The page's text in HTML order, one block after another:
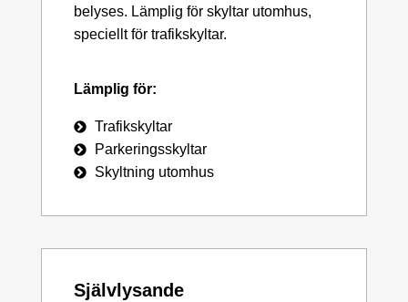
belyses. Lämplig för skyltar utomhus,
speciellt för trafikskyltar.
Lämplig för:
Trafikskyltar
Parkeringsskyltar
Skyltning utomhus
Självlysande